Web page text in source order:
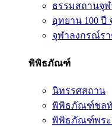
ธรรมสถานจุ
อุทยาน 100 ปี
จุฬาลงกรณ์ร
พิพิธภัณฑ์
นิทรรศสถาน
พิพิธภัณฑ์ชล
พิพิธภัณฑ์พระ